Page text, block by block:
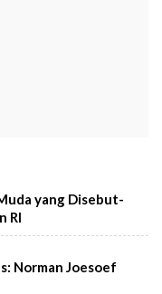
yang Disebut-
RI
Norman Joesoef